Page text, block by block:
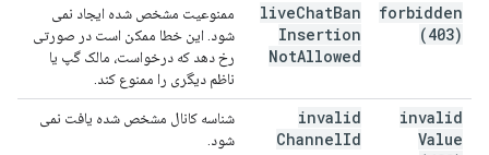
forbidden
(403)
liveChatBan
Insertion
NotAllowed
ممنوعیت مشخص شده ایجاد نمی
شود. این خطا ممکن است در صورتی
رخ دهد که درخواست، مالک گپ یا
ناظم دیگری را ممنوع کند.
invalid
Value
invalid
ChannelId
شناسه کانال مشخص شده یافت نمی
شود.